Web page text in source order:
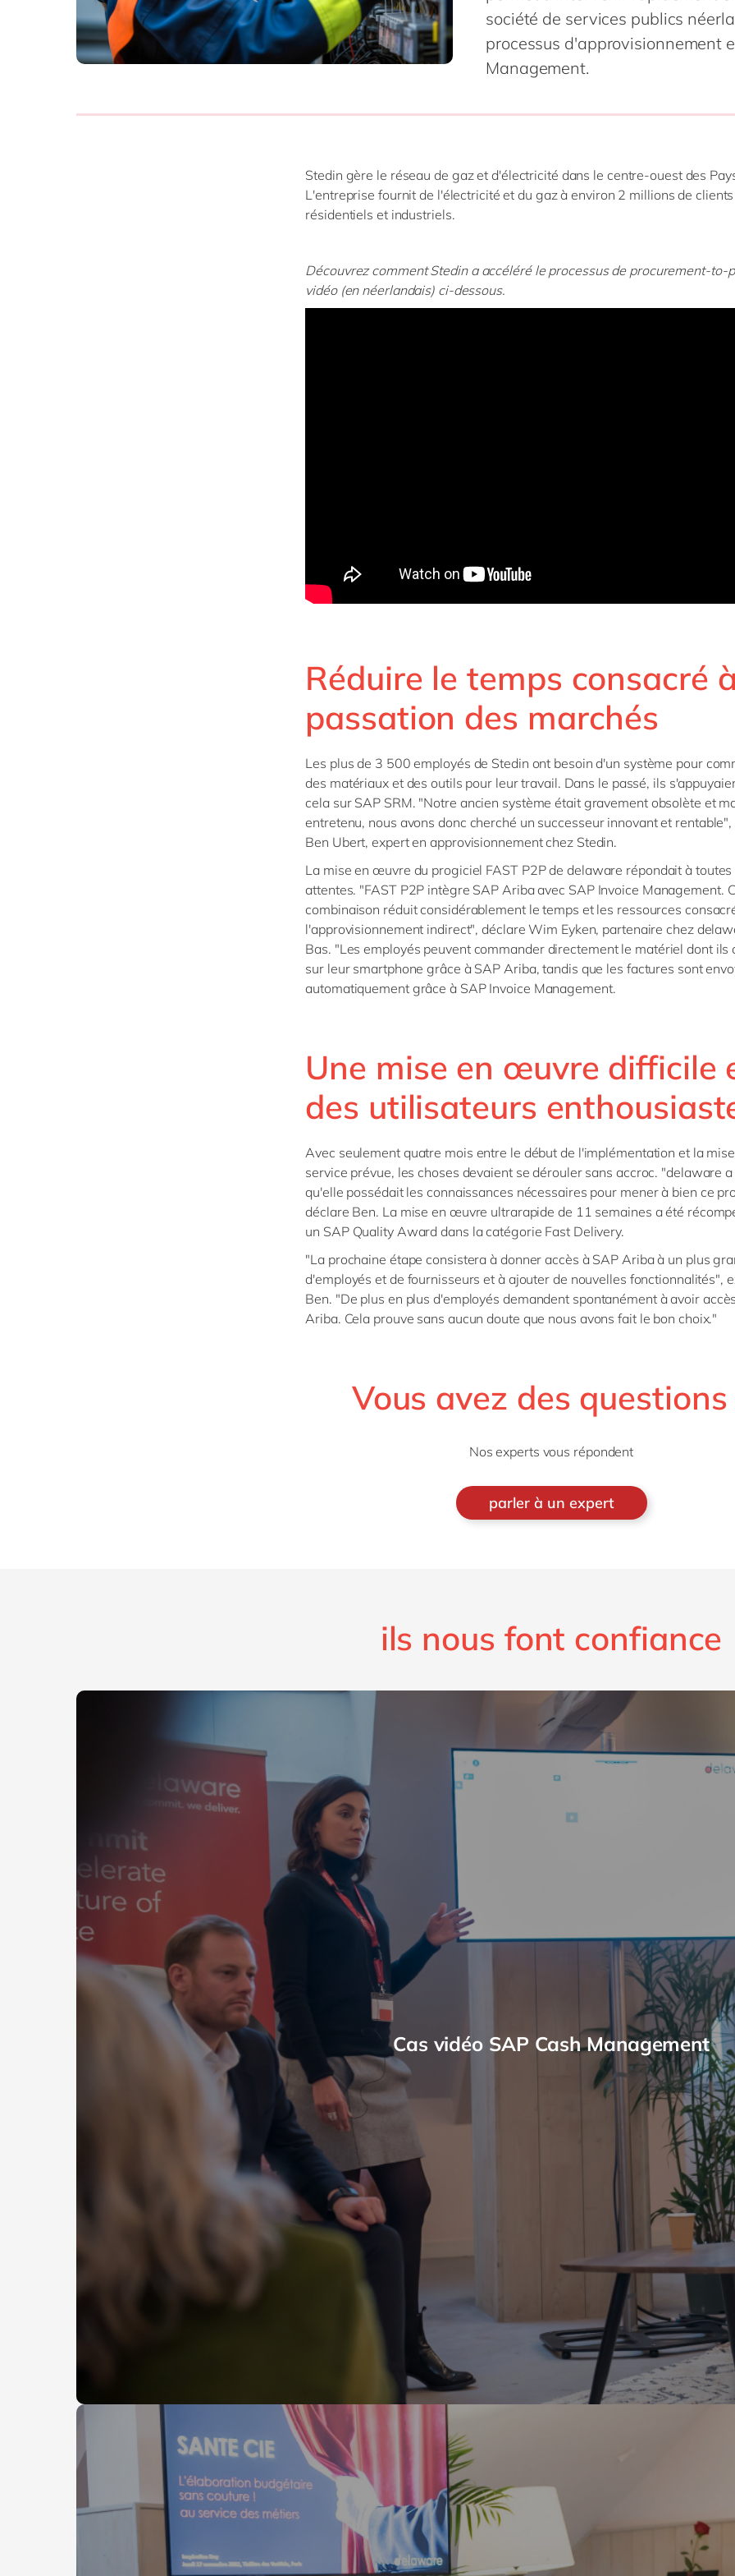
Innovation
Intégration
Migration
RPA
SAP IBP
SAP MII
SAP S/4HANA
SAP Signavio
SAP on Azure
toutes nos solutions
Science
Services
société de services publics
processus d'approvisionnement
Management.
Stedin gère le réseau de gaz et d'électricité dans le centre-ouest des
L'entreprise fournit de l'électricité et du gaz à environ 2 millions de clients
résidentiels et industriels.
Découvrez comment Stedin a accéléré le processus de procurement-to-
vidéo (en néerlandais) ci-dessous.
Réduire le temps consacré
passation des marchés
Les plus de 3 500 employés de Stedin ont besoin d'un système pour
des matériaux et des outils pour leur travail. Dans le passé, ils
cela sur SAP SRM. "Notre ancien système était gravement obsolète et
entretenu, nous avons donc cherché un successeur innovant et
Ben Ubert, expert en approvisionnement chez Stedin.
La mise en œuvre du progiciel FAST P2P de delaware répondait à toutes
attentes. "FAST P2P intègre SAP Ariba avec SAP Invoice Management.
combinaison réduit considérablement le temps et les ressources
l'approvisionnement indirect", déclare Wim Eyken, partenaire chez
Bas. "Les employés peuvent commander directement le matériel dont ils
sur leur smartphone grâce à SAP Ariba, tandis que les factures sont
automatiquement grâce à SAP Invoice Management.
Une mise en œuvre difficile
des utilisateurs
Avec seulement quatre mois entre le début de l'implémentation et la
service prévue, les choses devaient se dérouler sans accroc. "delaware
qu'elle possédait les connaissances nécessaires pour mener à bien ce
déclare Ben. La mise en œuvre ultrarapide de 11 semaines a été
un SAP Quality Award dans la catégorie Fast Delivery.
"La prochaine étape consistera à donner accès à SAP Ariba à un plus
d'employés et de fournisseurs et à ajouter de nouvelles fonctionnalités",
Ben. "De plus en plus d'employés demandent spontanément à avoir
Ariba. Cela prouve sans aucun doute que nous avons fait le bon choix."
Vous avez des questions
Nos experts vous répondent
parler à un expert
ils nous font confiance
Cas vidéo SAP Cash Management